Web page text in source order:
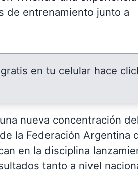
de entrenamiento junto a
en tu celular hace
nueva concentración
la Federación Argentina
en la disciplina
tanto a nivel